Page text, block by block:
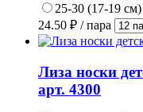
25-30 (17-19 см)
24.50 ₽ / пара
Лиза носки
арт. 4300